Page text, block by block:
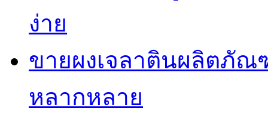
ง่าย
ขายผงเจลาตินผลิตภั
หลากหลาย